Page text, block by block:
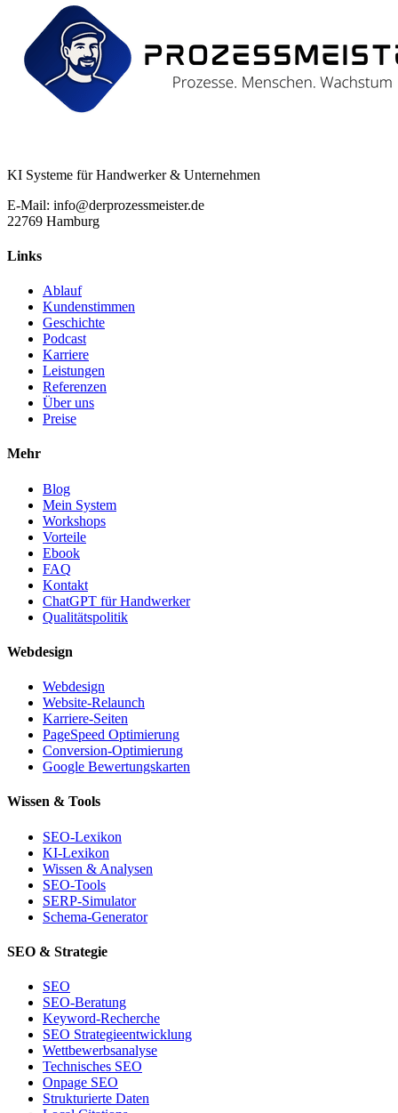
KI Systeme für Handwerker & Unternehmen
E-Mail: info@derprozessmeister.de
22769 Hamburg
Links
Ablauf
Kundenstimmen
Geschichte
Podcast
Karriere
Leistungen
Referenzen
Über uns
Preise
Mehr
Blog
Mein System
Workshops
Vorteile
Ebook
FAQ
Kontakt
ChatGPT für Handwerker
Qualitätspolitik
Webdesign
Webdesign
Website-Relaunch
Karriere-Seiten
PageSpeed Optimierung
Conversion-Optimierung
Google Bewertungskarten
Wissen & Tools
SEO-Lexikon
KI-Lexikon
Wissen & Analysen
SEO-Tools
SERP-Simulator
Schema-Generator
SEO & Strategie
SEO
SEO-Beratung
Keyword-Recherche
SEO Strategieentwicklung
Wettbewerbsanalyse
Technisches SEO
Onpage SEO
Strukturierte Daten